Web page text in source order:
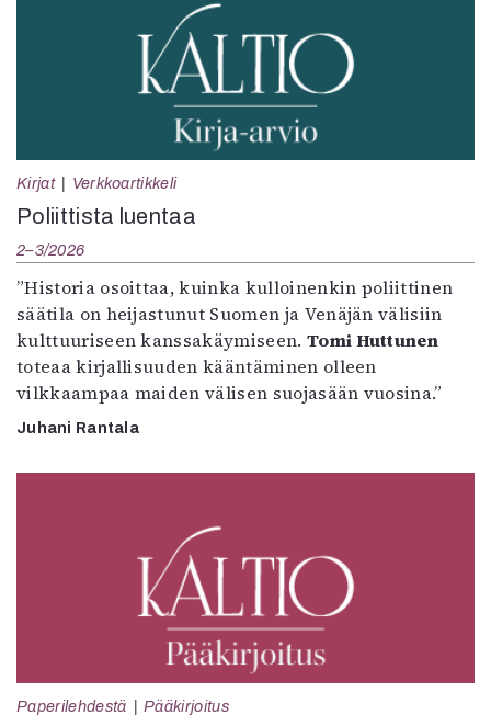
Kirjat Verkkoartikkeli
Poliittista luentaa
2–3/2026
”Historia osoittaa, kuinka kulloinenkin poliittinen
säätila on heijastunut Suomen ja Venäjän välisiin
kulttuuriseen kanssakäymiseen. Tomi Huttunen
toteaa kirjallisuuden kääntäminen olleen
vilkkaampaa maiden välisen suojasään vuosina.”
Juhani Rantala
Paperilehdestä Pääkirjoitus